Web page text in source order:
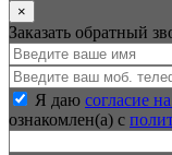
×
Заказать обратный
Я даю согласие
ознакомлен(а) с